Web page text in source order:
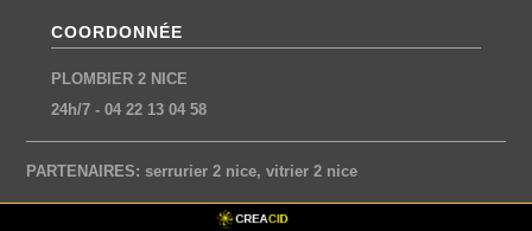
COORDONNÉE
PLOMBIER 2 NICE
24h/7- 04 22 13 04 58
PARTENAIRES:serrurier 2 nice,vitrier 2 nice